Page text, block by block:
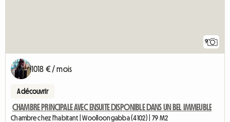
9
1018 € / mois
A découvrir
CHAMBRE PRINCIPALE AVEC ENSUITE DISPONIBLE DANS UN BEL IMMEUBLE
Chambre chez l'habitant | Woolloongabba (4102) | 79 M2